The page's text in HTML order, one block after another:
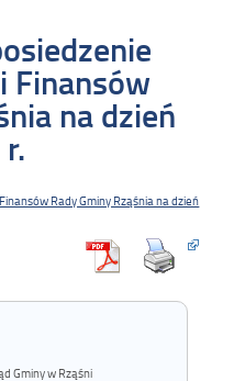
Finansów
na dzień
Rady Gminy Rząśnia na dzień
Gminy w Rząśni